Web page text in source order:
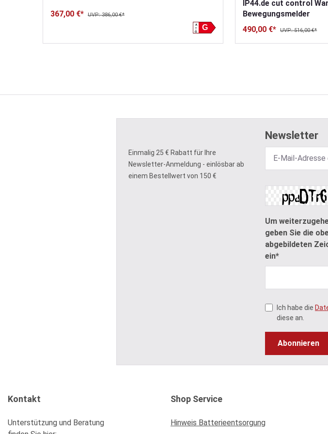
367,00 €* UVP: 386,00 €*
G
A
G
IP44.de cut control
Bewegungsmelder
490,00 €*
UVP: 516,00 €*
Newsletter
Einmalig 25 € Rabatt für Ihre
Newsletter-Anmeldung - einlösbar ab
einem Bestellwert von 150 €
Um
geben Sie die
abgebildeten
ein*
Ich habe die
diese an.
Abonnieren
Kontakt
Unterstützung und Beratung
Shop Service
Hinweis Batterieentsorgung